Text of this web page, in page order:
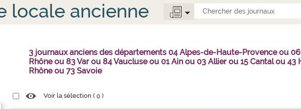
locale ancienne
3 journaux anciens des départements 04 Alpes-de-Haute-Provence ou
Rhône ou 83 Var ou 84 Vaucluse ou 01 Ain ou 03 Allier ou 15 Cantal ou
Rhône ou 73 Savoie
Voir la sélection (0 )